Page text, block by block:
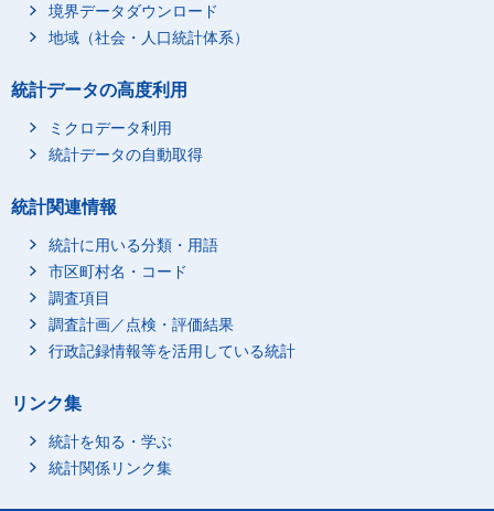
境界データダウンロード
地域（社会・人口統計体系）
統計データの高度利用
ミクロデータ利用
統計データの自動取得
統計関連情報
統計に用いる分類・用語
市区町村名・コード
調査項目
調査計画／点検・評価結果
行政記録情報等を活用している統計
リンク集
統計を知る・学ぶ
統計関係リンク集